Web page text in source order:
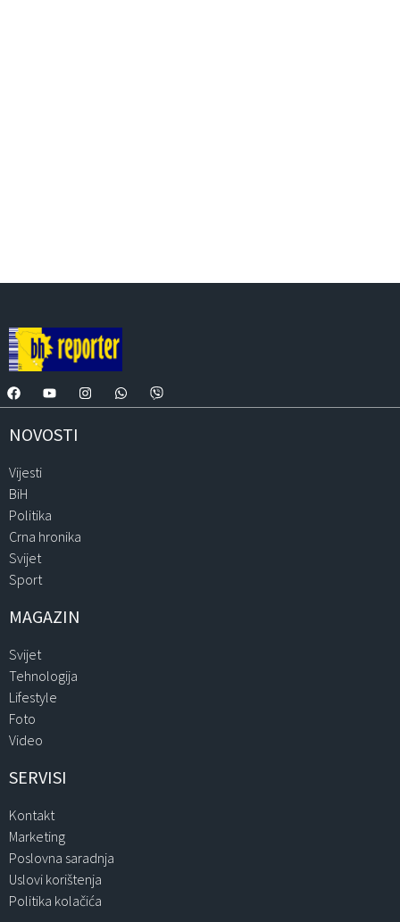
NOVOSTI
Vijesti
BiH
Politika
Crna hronika
Svijet
Sport
MAGAZIN
Svijet
Tehnologija
Lifestyle
Foto
Video
SERVISI
Kontakt
Marketing
Poslovna saradnja
Uslovi korištenja
Politika kolačića